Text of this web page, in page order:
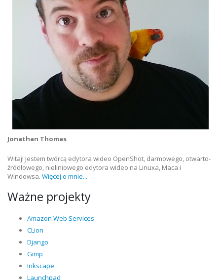
Jonathan Thomas
Witaj! Jestem twórcą edytora wideo OpenShot, darmowego, otwarto-
źródłowego, nieliniowego edytora wideo na Linuxa, Maca i
Windowsa. Więcej o mnie...
Ważne projekty
Amazon Web Services
CLion
Django
Gimp
Inkscape
Launchpad